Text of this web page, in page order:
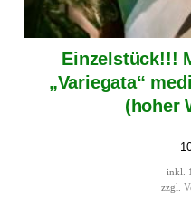
Einzelstück!!!
„Variegata“
(hoher
inkl.
zzgl.